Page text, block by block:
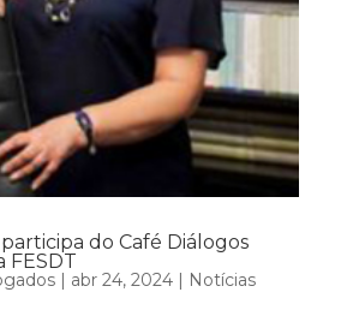
do Café Diálogos
FESDT
| abr 24, 2024| Notícias